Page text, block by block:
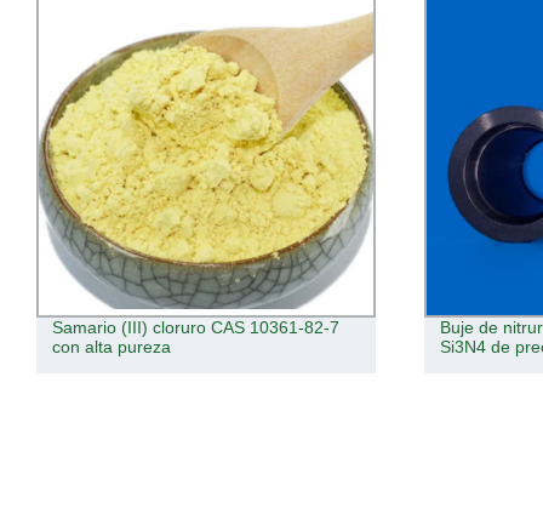
Samario (III) cloruro CAS 10361-82-7
con alta pureza
Buje de
Si3N4 de